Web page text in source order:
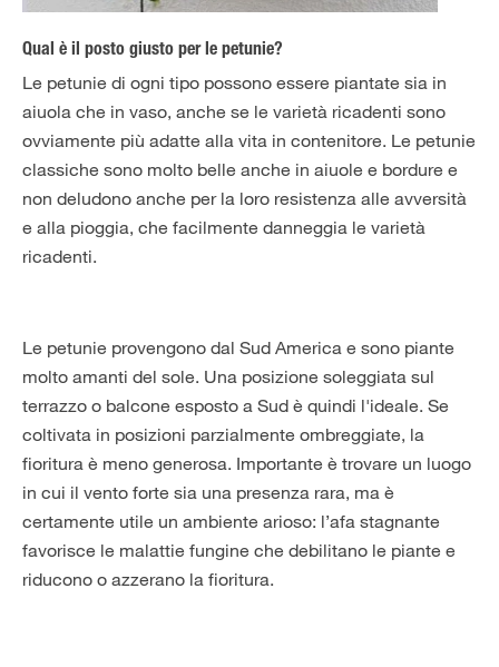
Qual è il posto giusto per le petunie?
Le petunie di ogni tipo possono essere piantate sia in
aiuola che in vaso, anche se le varietà ricadenti sono
ovviamente più adatte alla vita in contenitore. Le petunie
classiche sono molto belle anche in aiuole e bordure e
non deludono anche per la loro resistenza alle avversità
e alla pioggia, che facilmente danneggia le varietà
ricadenti.
Le petunie provengono dal Sud America e sono piante
molto amanti del sole. Una posizione soleggiata sul
terrazzo o balcone esposto a Sud è quindi l'ideale. Se
coltivata in posizioni parzialmente ombreggiate, la
fioritura è meno generosa. Importante è trovare un luogo
in cui il vento forte sia una presenza rara, ma è
certamente utile un ambiente arioso: l’afa stagnante
favorisce le malattie fungine che debilitano le piante e
riducono o azzerano la fioritura.